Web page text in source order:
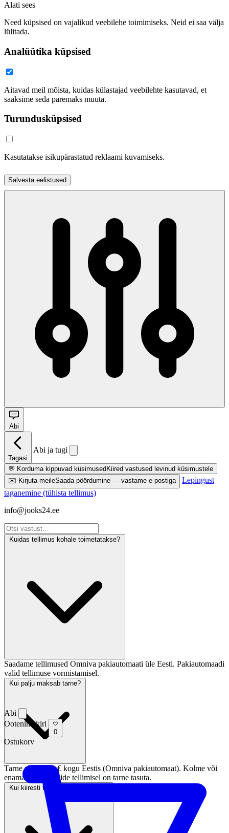
Alati sees
Need küpsised on vajalikud veebilehe toimimiseks. Neid ei saa välja
lülitada.
Analüütika küpsised
Aitavad meil mõista, kuidas külastajad veebilehte kasutavad, et
saaksime seda paremaks muuta.
Turundusküpsised
Kasutatakse isikupärastatud reklaami kuvamiseks.
Salvesta eelistused
Abi
Tagasi
Abi ja tugi
💬 Korduma kippuvad küsimused Kiired vastused levinud küsimustele
✉️ Kirjuta meileSaada pöördumine — vastame e-postiga
Lepingust
taganemine (tühista tellimus)
info@jooks24.ee
Kuidas tellimus kohale toimetatakse?
Saadame tellimused Omniva pakiautomaati üle Eesti. Pakiautomaadi
valid tellimuse vormistamisel.
Kui palju maksab tarne?
Tarne maksab 3 € kogu Eestis (Omniva pakiautomaat). Kolme või
enama paari sokkide tellimisel on tarne tasuta.
Kui kiiresti tellimus kohale jõuab?
Abi
Ootenimekiri
0
Ostukorv